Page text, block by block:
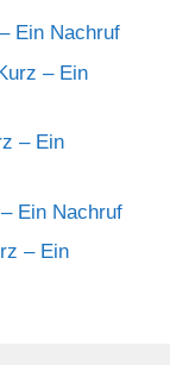
Ein Nachruf
– Ein
– Ein
Ein Nachruf
– Ein